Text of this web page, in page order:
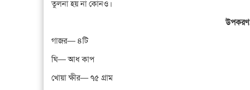
তুলনা হয় না কোনও।
গাজর— ৪টি
ঘি— আধ কাপ
খোয়া ক্ষীর— ৭৫ গ্রাম